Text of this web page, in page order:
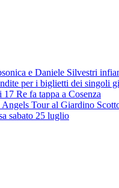
e Daniele Silvestri
per i biglietti dei singoli
Re fa tappa a Cosenza
Tour al Giardino
sabato 25 luglio